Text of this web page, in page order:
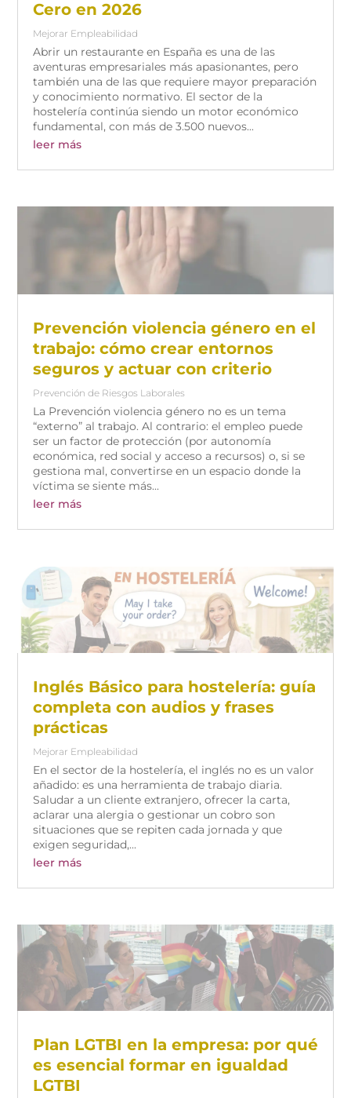
Cero en 2026
Mejorar Empleabilidad
Abrir un restaurante en España es una de las
aventuras empresariales más apasionantes, pero
también una de las que requiere mayor preparación
y conocimiento normativo. El sector de la
hostelería continúa siendo un motor económico
fundamental, con más de 3.500 nuevos...
leer más
Prevención violencia género en el
trabajo: cómo crear entornos
seguros y actuar con criterio
Prevención de Riesgos Laborales
La Prevención violencia género no es un tema
“externo” al trabajo. Al contrario: el empleo puede
ser un factor de protección (por autonomía
económica, red social y acceso a recursos) o, si se
gestiona mal, convertirse en un espacio donde la
víctima se siente más...
leer más
Inglés Básico para hostelería: guía
completa con audios y frases
prácticas
Mejorar Empleabilidad
En el sector de la hostelería, el inglés no es un valor
añadido: es una herramienta de trabajo diaria.
Saludar a un cliente extranjero, ofrecer la carta,
aclarar una alergia o gestionar un cobro son
situaciones que se repiten cada jornada y que
exigen seguridad,...
leer más
Plan LGTBI en la empresa: por qué
es esencial formar en igualdad
LGTBI